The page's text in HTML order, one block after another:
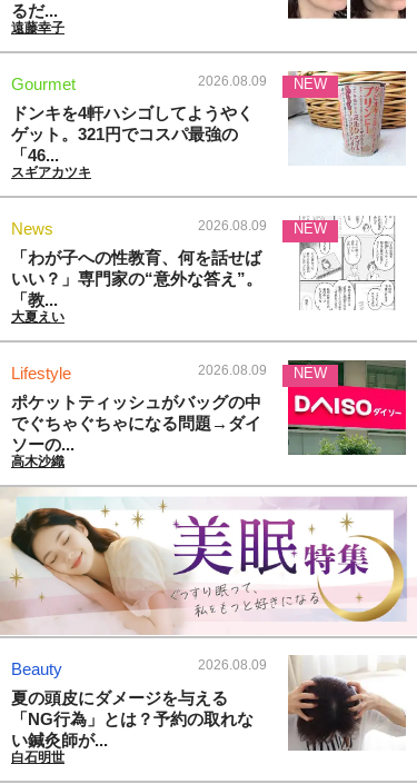
るだ...
遠藤幸子
Gourmet 2026.08.09
ドンキを4軒ハシゴしてようやく
ゲット。321円でコスパ最強の
「46...
スギアカツキ
NEW
News 2026.08.09
「わが子への性教育、何を話せば
いい？」専門家の“意外な答え”。
「教...
大夏えい
NEW
Lifestyle 2026.08.09
ポケットティッシュがバッグの中
でぐちゃぐちゃになる問題→ダイ
ソーの...
高木沙織
NEW
Beauty 2026.08.09
夏の頭皮にダメージを与える
「NG行為」とは？予約の取れな
い鍼灸師が...
白石明世